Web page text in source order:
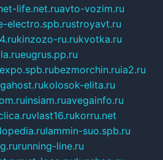
life.net.ruavto-vozim.ru
electro.spb.rustroyavt.ru
kinzozo-ru.rukvotka.ru
eugrus.pp.ru
bezmorchin.ruia2.ru
kolosok-elita.ru
insiam.ruavegainfo.ru
vlast16.rukorru.net
lammin-suo.spb.ru
running-line.ru